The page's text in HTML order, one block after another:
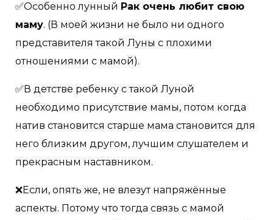
✅Особенно лунный Рак очень любит свою
маму. (В моей жизни не было ни одного
представителя такой Луны с плохими
отношениями с мамой).
✅В детстве ребенку с такой Луной
необходимо присутствие мамы, потом когда
натив становится старше мама становится для
него близким другом, лучшим слушателем и
прекрасным наставником.
❌Если, опять же, не влезут напряжённые
аспекты. Потому что тогда связь с мамой